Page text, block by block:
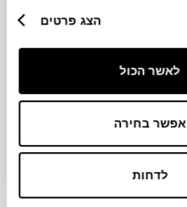
הצג פרטים
לאשר הכול
אפשר בחירה
לדחות